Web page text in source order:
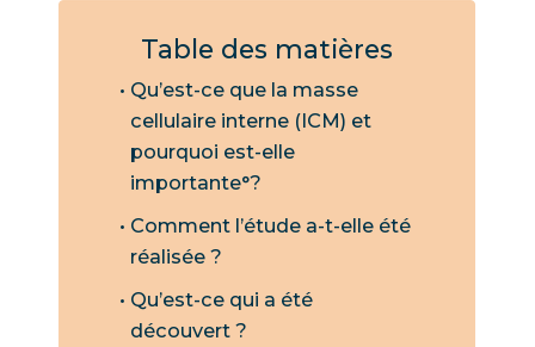
Table des matières
Qu’est-ce que la masse
cellulaire interne (ICM) et
pourquoi est-elle
importante°?
Comment l’étude a-t-elle été
réalisée ?
Qu’est-ce qui a été
découvert ?